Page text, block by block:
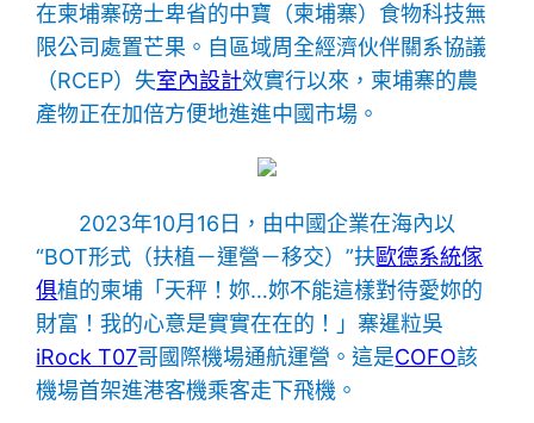
在柬埔寨磅士卑省的中寶（柬埔寨）食物科技無
限公司處置芒果。自區域周全經濟伙伴關系協議
（RCEP）失室內設計效實行以來，柬埔寨的農
產物正在加倍方便地進進中國市場。
2023年10月16日，由中國企業在海內以
“BOT形式（扶植－運營－移交）”扶歐德系統傢
俱植的柬埔「天秤！妳…妳不能這樣對待愛妳的
財富！我的心意是實實在在的！」寨暹粒吳
iRock T07哥國際機場通航運營。這是COFO該
機場首架進港客機乘客走下飛機。